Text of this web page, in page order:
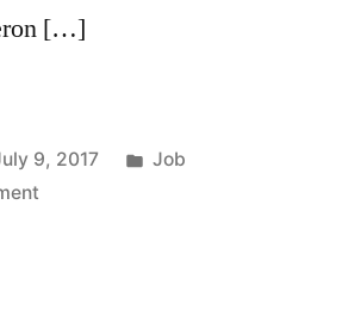
[…]
9, 2017
Posted
Job
on